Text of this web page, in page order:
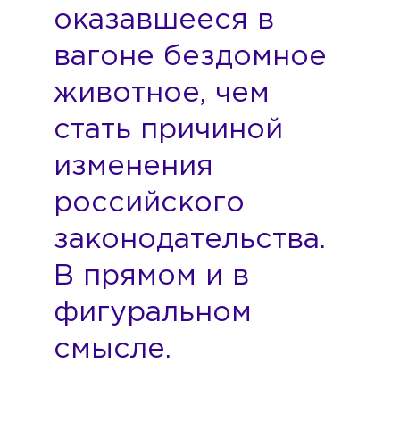
оказавшееся в
вагоне бездомное
животное, чем
стать причиной
изменения
российского
законодательства.
В прямом и в
фигуральном
смысле.